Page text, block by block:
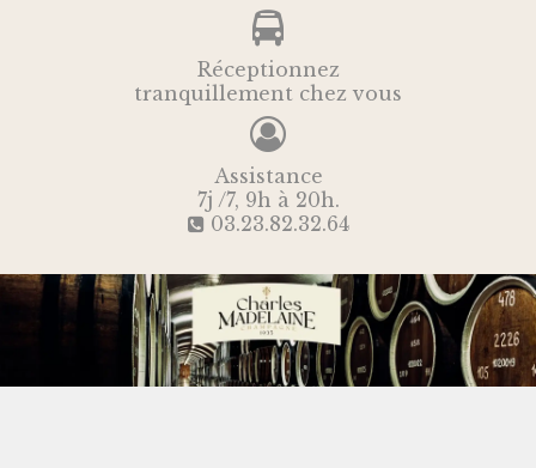
Réceptionnez
tranquillement chez vous
Assistance
7j /7, 9h à 20h.
03.23.82.32.64